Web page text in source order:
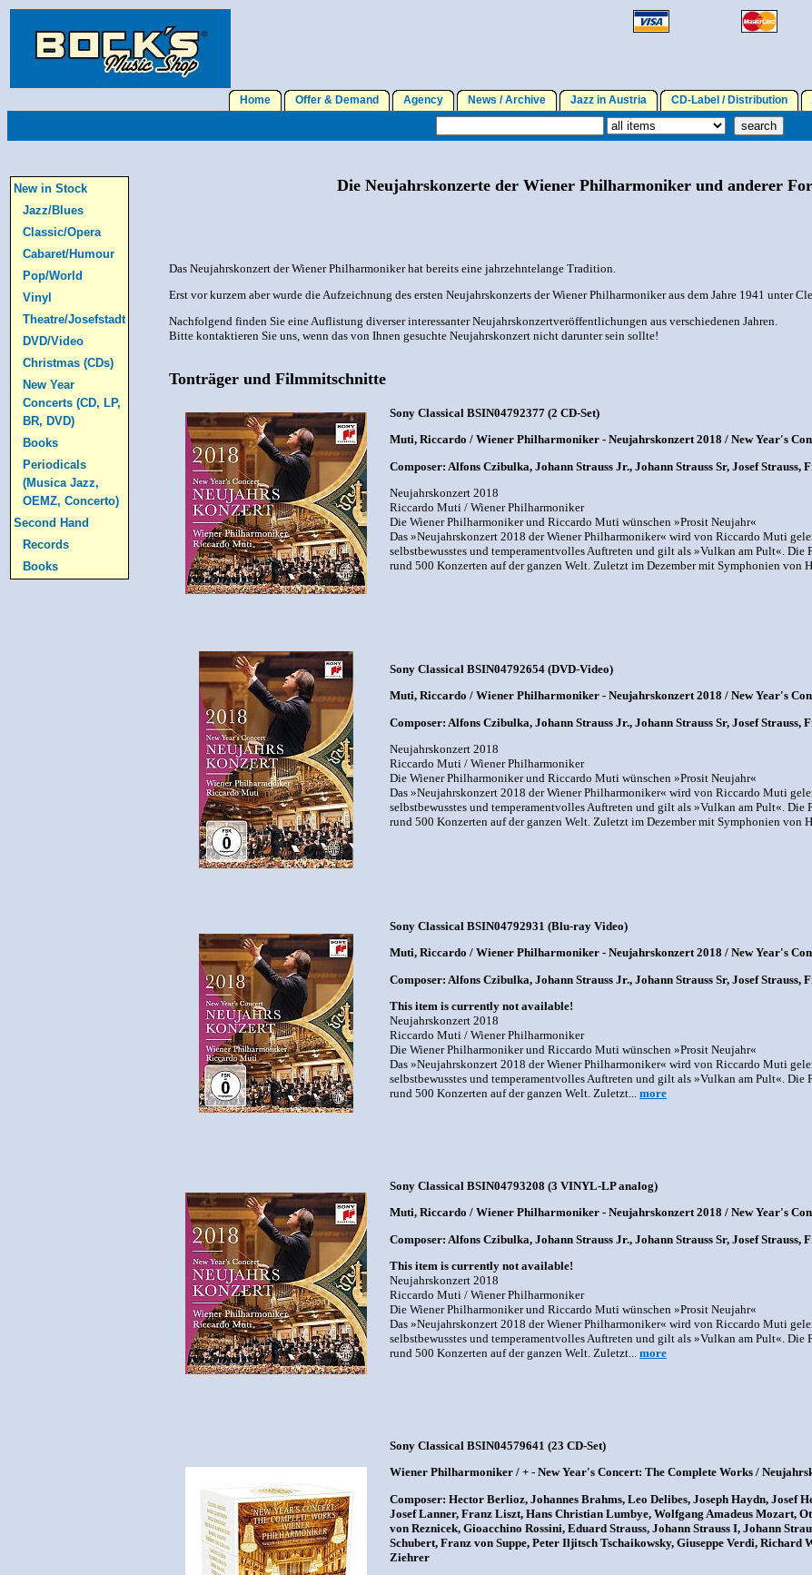
Home Offer & Demand Agency News / Archive Jazz in Austria CD-Label / Distribution
New in Stock
Jazz/Blues
Classic/Opera
Cabaret/Humour
Pop/World
Vinyl
Theatre/Josefstadt
DVD/Video
Christmas (CDs)
New Year
Concerts (CD, LP,
BR, DVD)
Books
Periodicals
(Musica Jazz,
OEMZ, Concerto)
Second Hand
Records
Books
Die Neujahrskonzerte der Wiener Philharmoniker und anderer
Das Neujahrskonzert der Wiener Philharmoniker hat bereits eine jahrzehntelange Tradition.
Erst vor kurzem aber wurde die Aufzeichnung des ersten Neujahrskonzerts der Wiener Philharmoniker aus dem Jahre 1941 unter
Nachfolgend finden Sie eine Auflistung diverser interessanter Neujahrskonzertveröffentlichungen aus verschiedenen Jahren.
Bitte kontaktieren Sie uns, wenn das von Ihnen gesuchte Neujahrskonzert nicht darunter sein sollte!
Tonträger und Filmmitschnitte
Sony Classical BSIN04792377 (2 CD-Set)
Muti, Riccardo / Wiener Philharmoniker - Neujahrskonzert 2018 / New Year's
Composer: Alfons Czibulka, Johann Strauss Jr., Johann Strauss Sr, Josef Strauss,
Neujahrskonzert 2018
Riccardo Muti / Wiener Philharmoniker
Die Wiener Philharmoniker und Riccardo Muti wünschen »Prosit Neujahr«
Das »Neujahrskonzert 2018 der Wiener Philharmoniker« wird von Riccardo Muti
selbstbewusstes und temperamentvolles Auftreten und gilt als »Vulkan am Pult«.
rund 500 Konzerten auf der ganzen Welt. Zuletzt im Dezember mit Symphonien von
Sony Classical BSIN04792654 (DVD-Video)
Muti, Riccardo / Wiener Philharmoniker - Neujahrskonzert 2018 / New Year's
Composer: Alfons Czibulka, Johann Strauss Jr., Johann Strauss Sr, Josef Strauss,
Neujahrskonzert 2018
Riccardo Muti / Wiener Philharmoniker
Die Wiener Philharmoniker und Riccardo Muti wünschen »Prosit Neujahr«
Das »Neujahrskonzert 2018 der Wiener Philharmoniker« wird von Riccardo Muti
selbstbewusstes und temperamentvolles Auftreten und gilt als »Vulkan am Pult«.
rund 500 Konzerten auf der ganzen Welt. Zuletzt im Dezember mit Symphonien von
Sony Classical BSIN04792931 (Blu-ray Video)
Muti, Riccardo / Wiener Philharmoniker - Neujahrskonzert 2018 / New Year's
Composer: Alfons Czibulka, Johann Strauss Jr., Johann Strauss Sr, Josef Strauss,
This item is currently not available!
Neujahrskonzert 2018
Riccardo Muti / Wiener Philharmoniker
Die Wiener Philharmoniker und Riccardo Muti wünschen »Prosit Neujahr«
Das »Neujahrskonzert 2018 der Wiener Philharmoniker« wird von Riccardo Muti
selbstbewusstes und temperamentvolles Auftreten und gilt als »Vulkan am Pult«.
rund 500 Konzerten auf der ganzen Welt. Zuletzt... more
Sony Classical BSIN04793208 (3 VINYL-LP analog)
Muti, Riccardo / Wiener Philharmoniker - Neujahrskonzert 2018 / New Year's
Composer: Alfons Czibulka, Johann Strauss Jr., Johann Strauss Sr, Josef Strauss,
This item is currently not available!
Neujahrskonzert 2018
Riccardo Muti / Wiener Philharmoniker
Die Wiener Philharmoniker und Riccardo Muti wünschen »Prosit Neujahr«
Das »Neujahrskonzert 2018 der Wiener Philharmoniker« wird von Riccardo Muti
selbstbewusstes und temperamentvolles Auftreten und gilt als »Vulkan am Pult«.
rund 500 Konzerten auf der ganzen Welt. Zuletzt... more
Sony Classical BSIN04579641 (23 CD-Set)
Wiener Philharmoniker / + - New Year's Concert: The Complete Works /
Composer: Hector Berlioz, Johannes Brahms, Leo Delibes, Joseph Haydn, Josef
Josef Lanner, Franz Liszt, Hans Christian Lumbye, Wolfgang Amadeus Mozart,
von Reznicek, Gioacchino Rossini, Eduard Strauss, Johann Strauss I, Johann
Schubert, Franz von Suppe, Peter Iljitsch Tschaikowsky, Giuseppe Verdi,
Ziehrer